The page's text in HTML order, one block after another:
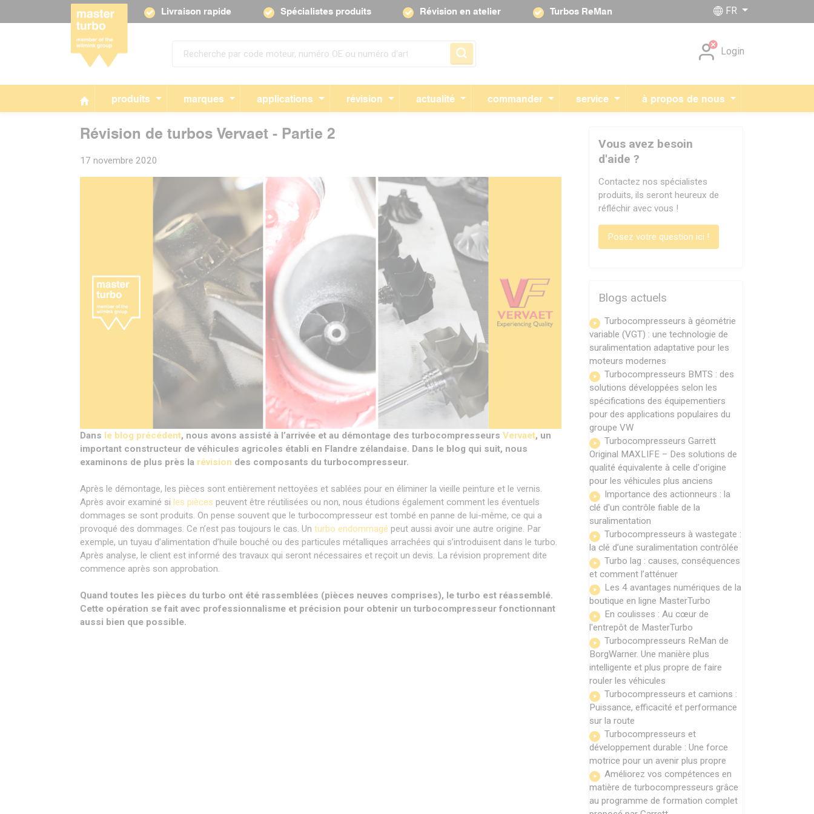
Sauter la navigation
Login
produits marques applications révision actualité commander service à propos de nous
Livraison rapide Spécialistes produits Révision en atelier Turbos ReMan FR
Révision de turbos Vervaet - Partie 2
17 novembre 2020
Dans le blog précédent, nous avons assisté à l’arrivée et au démontage des turbocompresseurs Vervaet, un
important constructeur de véhicules agricoles établi en Flandre zélandaise. Dans le blog qui suit, nous
examinons de plus près la révision des composants du turbocompresseur.
Après le démontage, les pièces sont entièrement nettoyées et sablées pour en éliminer la vieille peinture et le vernis.
Après avoir examiné si les pièces peuvent être réutilisées ou non, nous étudions également comment les éventuels
dommages se sont produits. On pense souvent que le turbocompresseur est tombé en panne de lui-même, ce qui a
provoqué des dommages. Ce n’est pas toujours le cas. Un turbo endommagé peut aussi avoir une autre origine. Par
exemple, un tuyau d’alimentation d’huile bouché ou des particules métalliques arrachées qui s’introduisent dans le turbo.
Après analyse, le client est informé des travaux qui seront nécessaires et reçoit un devis. La révision proprement dite
commence après son approbation.
Quand toutes les pièces du turbo ont été rassemblées (pièces neuves comprises), le turbo est réassemblé.
Cette opération se fait avec professionnalisme et précision pour obtenir un turbocompresseur fonctionnant
aussi bien que possible.
Vous avez besoin
d'aide ?
Contactez nos spécialistes
produits, ils seront heureux de
réfléchir avec vous !
Posez votre question ici !
Blogs actuels
Turbocompresseurs à géométrie
variable (VGT) : une technologie de
suralimentation adaptative pour les
moteurs modernes
Turbocompresseurs BMTS : des
solutions développées selon les
spécifications des équipementiers
pour des applications populaires du
groupe VW
Turbocompresseurs Garrett
Original MAXLIFE – Des solutions de
qualité équivalente à celle d'origine
pour les véhicules plus anciens
Importance des actionneurs : la
clé d'un contrôle fiable de la
suralimentation
Turbocompresseurs à wastegate :
la clé d’une suralimentation contrôlée
Turbo lag : causes, conséquences
et comment l’atténuer
Les 4 avantages numériques de la
boutique en ligne MasterTurbo
En coulisses : Au cœur de
l'entrepôt de MasterTurbo
Turbocompresseurs ReMan de
BorgWarner. Une manière plus
intelligente et plus propre de faire
rouler les véhicules
Turbocompresseurs et camions :
Puissance, efficacité et performance
sur la route
Turbocompresseurs et
développement durable : Une force
motrice pour un avenir plus propre
Améliorez vos compétences en
matière de turbocompresseurs grâce
au programme de formation complet